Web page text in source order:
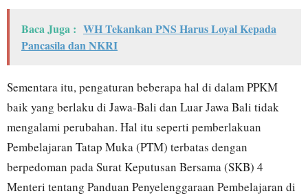
Baca Juga : WH Tekankan PNS Harus Loyal Kepada
Pancasila dan NKRI
Sementara itu, pengaturan beberapa hal di dalam PPKM
baik yang berlaku di Jawa-Bali dan Luar Jawa Bali tidak
mengalami perubahan. Hal itu seperti pemberlakuan
Pembelajaran Tatap Muka (PTM) terbatas dengan
berpedoman pada Surat Keputusan Bersama (SKB) 4
Menteri tentang Panduan Penyelenggaraan Pembelajaran di